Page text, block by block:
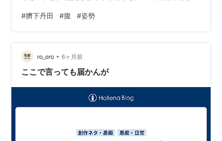
へこます。 歩くときは、10分の１の力でいいから腹に力
を入れる。 それをくり返していた。 治療が、若い先生か
ら院長先生に交代した。 「シゼンさんは、まず、腹に力
を入れることに専念してください。 寝るとき、風呂やト
イレに入る時以外は、ずっと腹を意識しましょう」 姿勢
#臍下丹田 #腹 #姿勢
ro_oro • 6ヶ月前
ここで言っても届かんが